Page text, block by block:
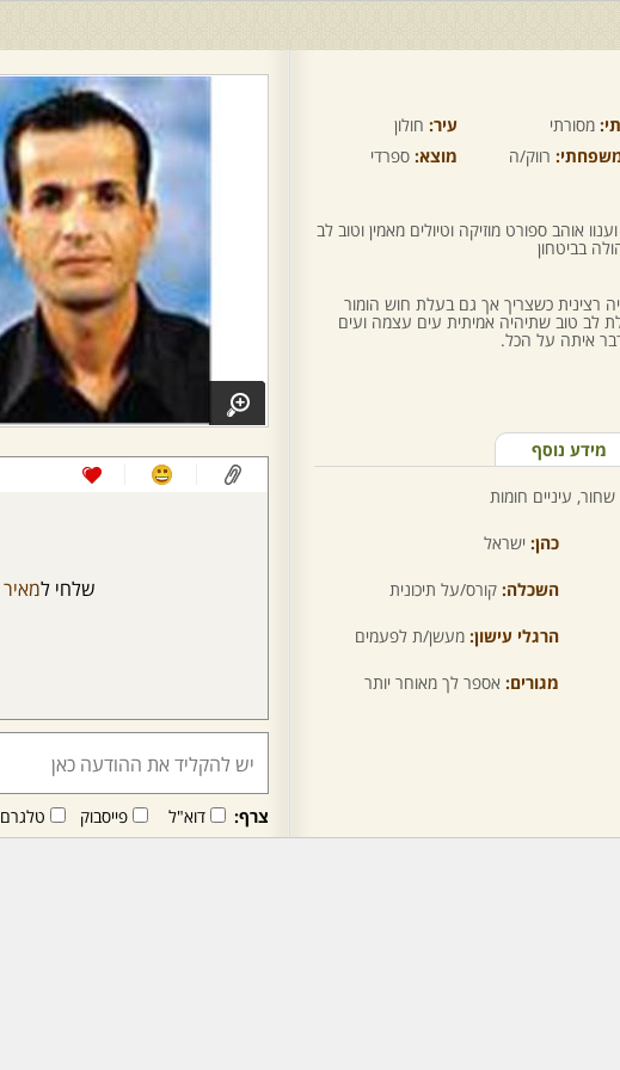
מסורתי עיר: חולון
רווק/ה מוצא: ספרדי
אוהב ספורט מוזיקה וטיולים מאמין וטוב לב
בביטחון
רצינית כשצריך אך גם בעלת חוש הומור
לב טוב שתיהיה אמיתית עים עצמה ועים
איתה על הכל.
מידע נוסף
עיניים חומות
כהן: ישראל
השכלה: קורס/על תיכונית
הרגלי עישון: מעשן/ת לפעמים
מגורים: אספר לך מאוחר יותר
שלחי למאיר
צרף: דוא"ל פייסבוק טלגרם